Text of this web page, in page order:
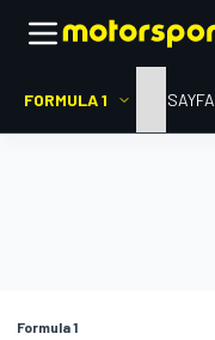
FORMULA 1 ANA SAYFA
Formula 1